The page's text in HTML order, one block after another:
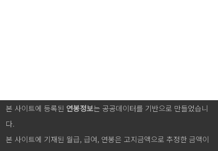
본 사이트에 등록된 연봉정보는 공공데이터를 기반으로 만들었습니
다.
본 사이트에 기재된 월급, 급여, 연봉은 고지금액으로 추정한 금액이